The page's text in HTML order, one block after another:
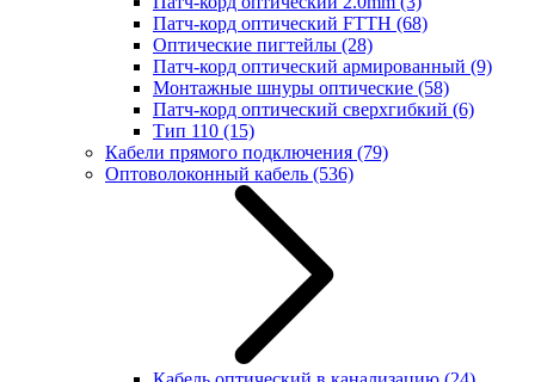
Патч-корд оптический FTTH (68)
Оптические пигтейлы (28)
Патч-корд оптический армированный (9)
Монтажные шнуры оптические (58)
Патч-корд оптический сверхгибкий (6)
Тип 110 (15)
Кабели прямого подключения (79)
Оптоволоконный кабель (536)